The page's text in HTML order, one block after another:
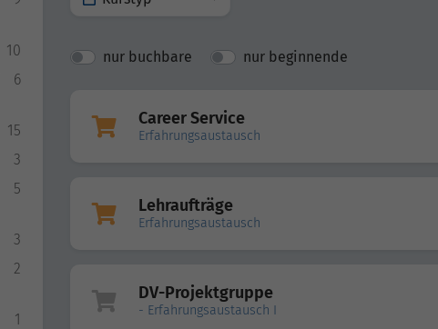
10
6
15
3
5
3
2
1
nur buchbare nur beginnende
Career Service
Erfahrungsaustausch
Lehraufträge
Erfahrungsaustausch
DV-Projektgruppe
- Erfahrungsaustausch I